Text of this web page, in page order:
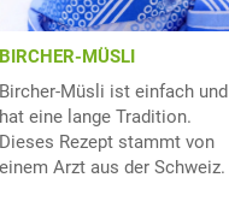
MÜSLI
Müsli ist einfach und
eine lange Tradition.
Rezept stammt von
Arzt aus der Schweiz.